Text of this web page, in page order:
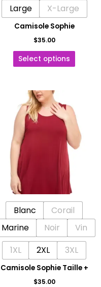
Large
X-Large
Camisole Sophie
$35.00
Select options
Blanc
Corail
Marine
Noir
Vin
1XL
2XL 3XL
Camisole Sophie Taille +
$35.00
a
sur
la
page
du